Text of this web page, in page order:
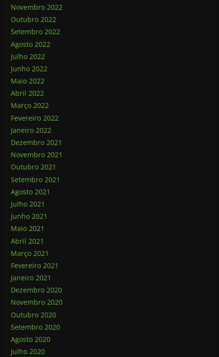
Novembro 2022
Outubro 2022
Setembro 2022
Agosto 2022
Julho 2022
Junho 2022
Maio 2022
Abril 2022
Março 2022
Fevereiro 2022
Janeiro 2022
Dezembro 2021
Novembro 2021
Outubro 2021
Setembro 2021
Agosto 2021
Julho 2021
Junho 2021
Maio 2021
Abril 2021
Março 2021
Fevereiro 2021
Janeiro 2021
Dezembro 2020
Novembro 2020
Outubro 2020
Setembro 2020
Agosto 2020
Julho 2020